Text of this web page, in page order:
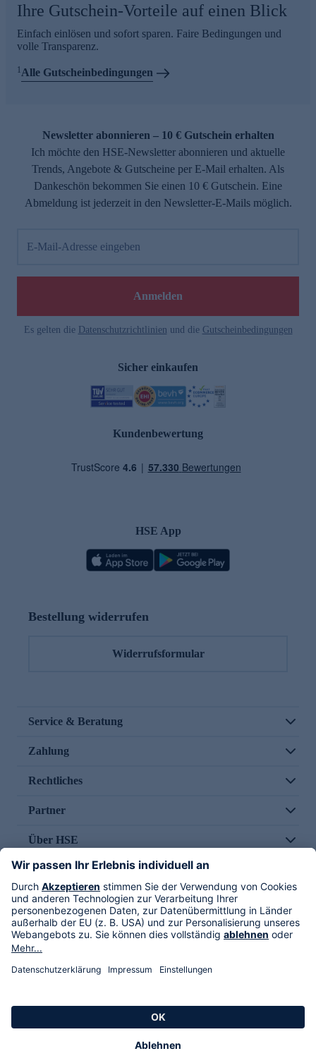
Ihre Gutschein-Vorteile auf einen Blick
Einfach einlösen und sofort sparen. Faire Bedingungen und
volle Transparenz.
1Alle Gutscheinbedingungen
Newsletter abonnieren – 10 € Gutschein erhalten
Ich möchte den HSE-Newsletter abonnieren und aktuelle
Trends, Angebote & Gutscheine per E-Mail erhalten. Als
Dankeschön bekommen Sie einen 10 € Gutschein. Eine
Abmeldung ist jederzeit in den Newsletter-E-Mails möglich.
E-Mail-Adresse eingeben
Anmelden
Es gelten die Datenschutzrichtlinien und die Gutscheinbedingungen
Sicher einkaufen
Kundenbewertung
HSE App
Bestellung widerrufen
Widerrufsformular
Service & Beratung
Zahlung
Rechtliches
Partner
Über HSE
Im TV
HSE International